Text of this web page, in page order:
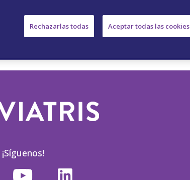
GLAUCOTALKS
¡Síguenos!
Rechazarlas todas Aceptar todas las cookies